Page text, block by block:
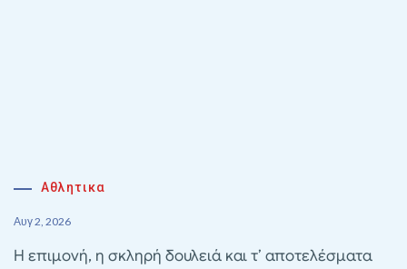
Αθλητικα
Αυγ 2, 2026
Η επιμονή, η σκληρή δουλειά και τ’ αποτελέσματα